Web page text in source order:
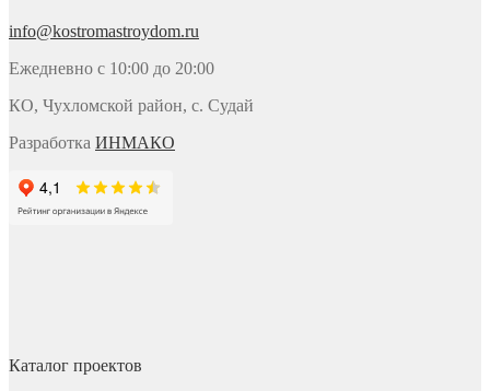
info@kostromastroydom.ru
Ежедневно с 10:00 до 20:00
КО, Чухломской район, с. Судай
Разработка ИНМАКО
Каталог проектов